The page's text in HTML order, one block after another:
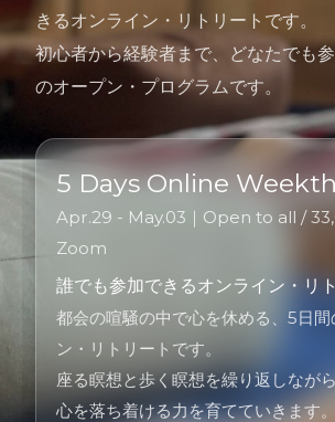
きるオンライン・リトリートです。
初心者から経験者まで、どなたでも
のオープン・プログラムです。
5 Days Online
Apr.29 - May.03｜Open to all /
Zoom
誰でも参加できるオンライン・リ
都会の喧騒の中で心を休める、5日間
ン・リトリートです。
座る瞑想と歩く瞑想を繰り返しなが
心を落ち着ける力を育てていきます。